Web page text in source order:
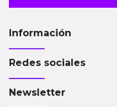
Información
Redes sociales
Newsletter